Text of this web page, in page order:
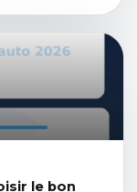
le bon